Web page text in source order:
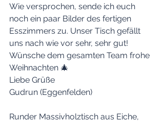
Wie versprochen, sende ich euch
noch ein paar Bilder des fertigen
Esszimmers zu. Unser Tisch gefällt
uns nach wie vor sehr, sehr gut!
Wünsche dem gesamten Team frohe
Weihnachten 🎄
Liebe Grüße
Gudrun (Eggenfelden)
Runder Massivholztisch aus Eiche,